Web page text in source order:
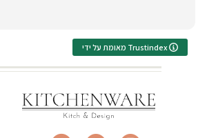
מאומת על ידי Trustindex